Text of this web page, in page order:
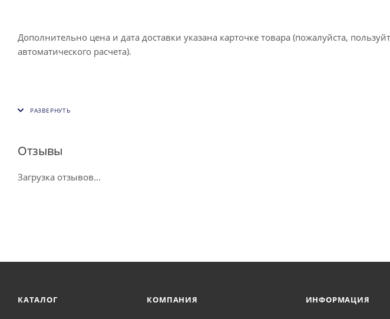
Дополнительно цена и дата доставки указана карточке товара (пожалуйста,
автоматического расчета).
Отзывы
Загрузка отзывов...
КАТАЛОГ КОМПАНИЯ ИНФОРМАЦИЯ